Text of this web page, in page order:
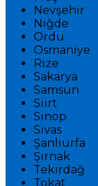
Nevşehir
Niğde
Ordu
Osmaniye
Rize
Sakarya
Samsun
Siirt
Sinop
Sivas
Şanlıurfa
Şırnak
Tekirdağ
Tokat